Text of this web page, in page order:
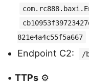
821e4a4c55f5a667
Endpoint C2: /
• TTPs ⚙️